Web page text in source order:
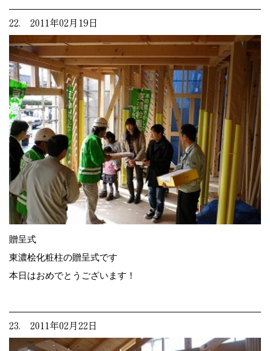
22. 2011年02月19日
贈呈式
東濃桧化粧柱の贈呈式です
本日はおめでとうございます！
23. 2011年02月22日